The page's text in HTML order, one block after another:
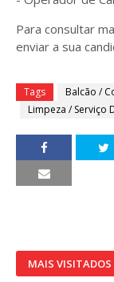
Para consultar
enviar a sua
Tags Balcão /
Limpeza / Serviço
MAIS VISITADOS